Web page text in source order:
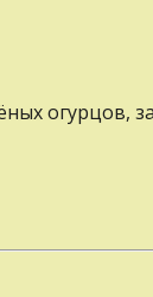
огурцов,